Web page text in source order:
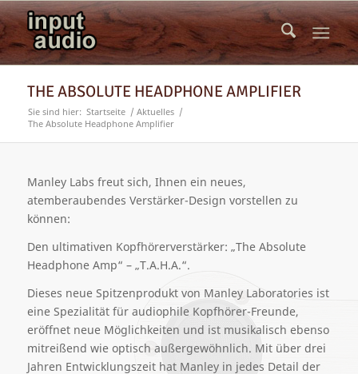
THE ABSOLUTE HEADPHONE AMPLIFIER
Sie sind hier: Startseite / Aktuelles /
The Absolute Headphone Amplifier
Manley Labs freut sich, Ihnen ein neues,
atemberaubendes Verstärker-Design vorstellen zu
können:
Den ultimativen Kopfhörerverstärker: „The Absolute
Headphone Amp“ – „T.A.H.A.“.
Dieses neue Spitzenprodukt von Manley Laboratories ist
eine Spezialität für audiophile Kopfhörer-Freunde,
eröffnet neue Möglichkeiten und ist musikalisch ebenso
mitreißend wie optisch außergewöhnlich. Mit über drei
Jahren Entwicklungszeit hat Manley in jedes Detail der